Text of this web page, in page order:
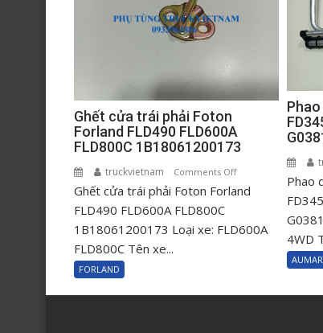
Ghết cửa trái phải Foton
Forland FLD490 FLD600A
FLD800C 1B18061200173
truckvietnam Comments Offon
Ghết
trái
FLD490
Ghết cửa trái phải Foton Forland
FLD490 FLD600A FLD800C
1B18061200173 Loại xe: FLD600A
FLD800C Tên xe...
FORLAND
Phao
4WD